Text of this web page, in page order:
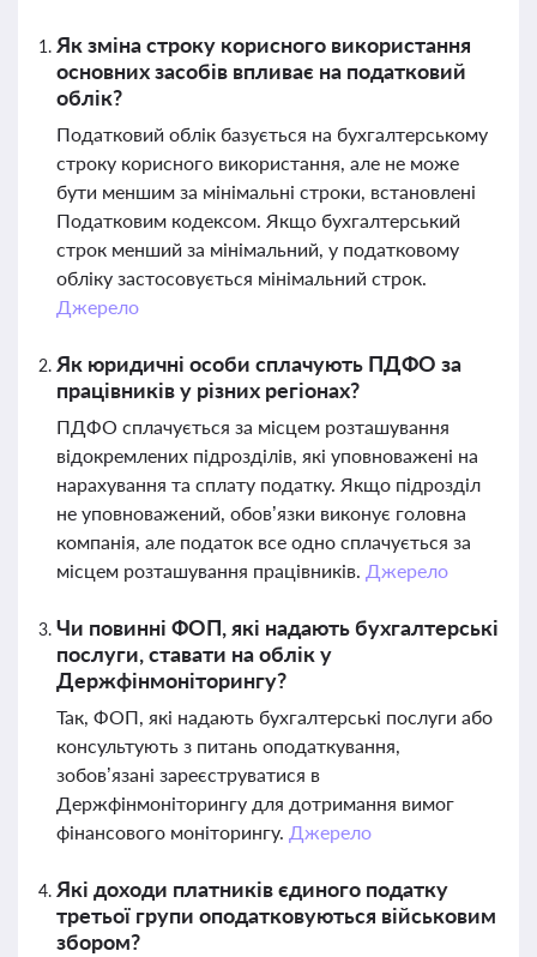
Як зміна строку корисного використання
основних засобів впливає на податковий
облік?
Податковий облік базується на бухгалтерському
строку корисного використання, але не може
бути меншим за мінімальні строки, встановлені
Податковим кодексом. Якщо бухгалтерський
строк менший за мінімальний, у податковому
обліку застосовується мінімальний строк.
Джерело
Як юридичні особи сплачують ПДФО за
працівників у різних регіонах?
ПДФО сплачується за місцем розташування
відокремлених підрозділів, які уповноважені на
нарахування та сплату податку. Якщо підрозділ
не уповноважений, обов’язки виконує головна
компанія, але податок все одно сплачується за
місцем розташування працівників. Джерело
Чи повинні ФОП, які надають бухгалтерські
послуги, ставати на облік у
Держфінмоніторингу?
Так, ФОП, які надають бухгалтерські послуги або
консультують з питань оподаткування,
зобов’язані зареєструватися в
Держфінмоніторингу для дотримання вимог
фінансового моніторингу. Джерело
Які доходи платників єдиного податку
третьої групи оподатковуються військовим
збором?